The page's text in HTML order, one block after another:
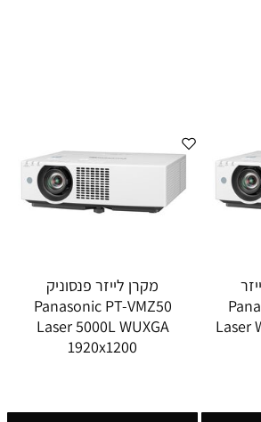
Laser
מקרן לייזר פנסוניק
Panasonic PT-VMZ50
Laser 5000L WUXGA
1920x1200